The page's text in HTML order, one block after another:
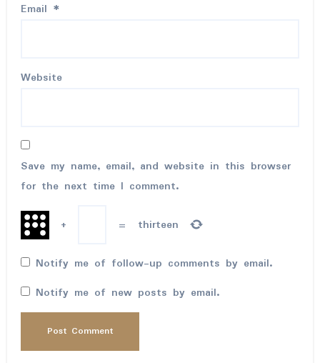
Email *
Website
Save my name, email, and website in this browser
for the next time I comment.
+ = thirteen
Notify me of follow-up comments by email.
Notify me of new posts by email.